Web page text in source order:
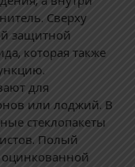
Сверху
защитной
которая также
для
или лоджий. В
стеклопакеты
Полый